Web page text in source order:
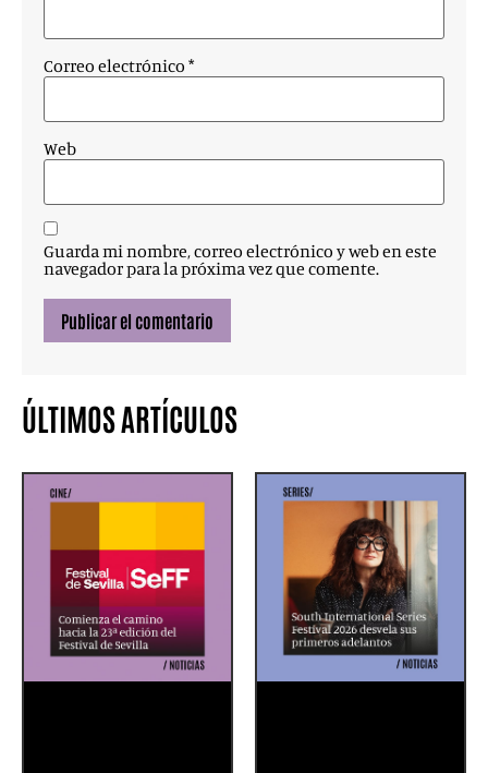
Correo electrónico *
Web
Guarda mi nombre, correo electrónico y web en este
navegador para la próxima vez que comente.
ÚLTIMOS ARTÍCULOS